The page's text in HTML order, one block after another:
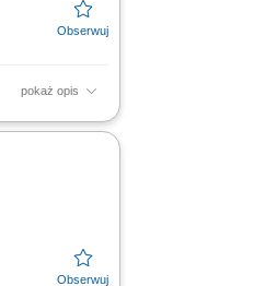
pokaż opis